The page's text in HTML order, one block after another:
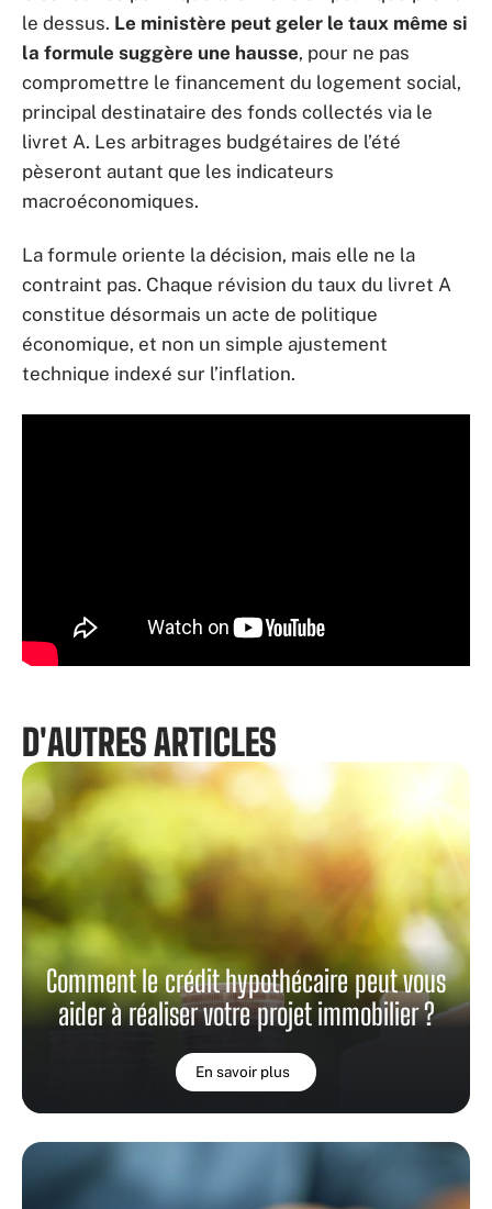
le dessus. Le ministère peut geler le taux même si
la formule suggère une hausse, pour ne pas
compromettre le financement du logement social,
principal destinataire des fonds collectés via le
livret A. Les arbitrages budgétaires de l’été
pèseront autant que les indicateurs
macroéconomiques.
La formule oriente la décision, mais elle ne la
contraint pas. Chaque révision du taux du livret A
constitue désormais un acte de politique
économique, et non un simple ajustement
technique indexé sur l’inflation.
D'AUTRES ARTICLES
Comment le crédit hypothécaire peut vous
aider à réaliser votre projet immobilier ?
En savoir plus